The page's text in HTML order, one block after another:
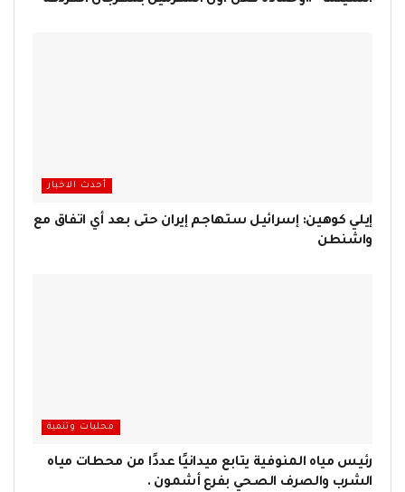
أحدث الاخبار
إيلي كوهين: إسرائيل ستهاجم إيران حتى بعد أي اتفاق مع
واشنطن
محليات وتنمية
رئيس مياه المنوفية يتابع ميدانيًا عددًا من محطات مياه
الشرب والصرف الصحي بفرع أشمون .